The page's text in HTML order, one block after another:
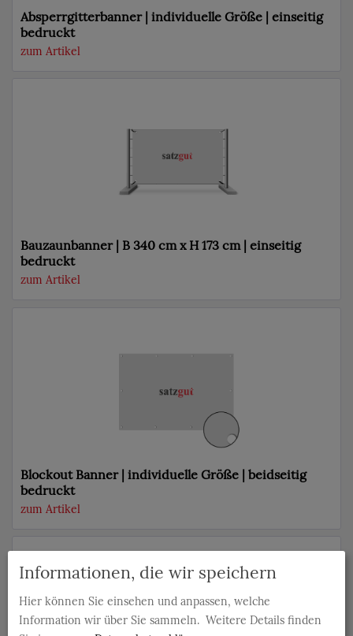
Absperrgitterbanner | individuelle Größe | einseitig
bedruckt
zum Artikel
Bauzaunbanner | B 340 cm x H 173 cm | einseitig
bedruckt
zum Artikel
Blockout Banner | individuelle Größe | beidseitig
bedruckt
zum Artikel
Informationen, die wir speichern
Hier können Sie einsehen und anpassen, welche
Information wir über Sie sammeln. Weitere Details finden